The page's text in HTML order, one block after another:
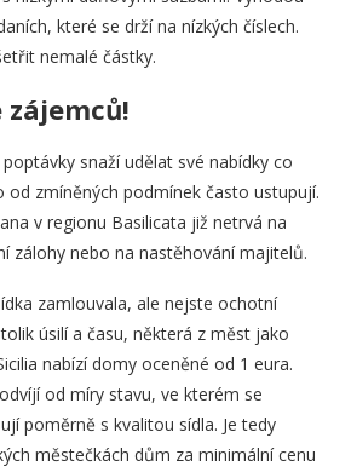
které se drží na nízkých číslech.
nemalé částky.
zájemců!
snaží udělat své nabídky co
zmíněných podmínek často ustupují.
v regionu Basilicata již netrvá na
zálohy nebo na nastěhování majitelů.
zamlouvala, ale nejste ochotní
úsilí a času, některá z měst jako
nabízí domy oceněné od 1 eura.
od míry stavu, ve kterém se
poměrně s kvalitou sídla. Je tedy
městečkách dům za minimální cenu